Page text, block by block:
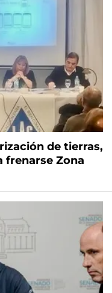
de tierras,
frenarse Zona